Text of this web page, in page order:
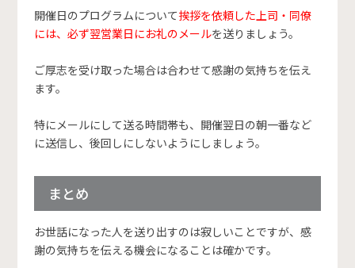
開催日のプログラムについて挨拶を依頼した上司・同僚
には、必ず翌営業日にお礼のメールを送りましょう。
ご厚志を受け取った場合は合わせて感謝の気持ちを伝え
ます。
特にメールにして送る時間帯も、開催翌日の朝一番など
に送信し、後回しにしないようにしましょう。
まとめ
お世話になった人を送り出すのは寂しいことですが、感
謝の気持ちを伝える機会になることは確かです。